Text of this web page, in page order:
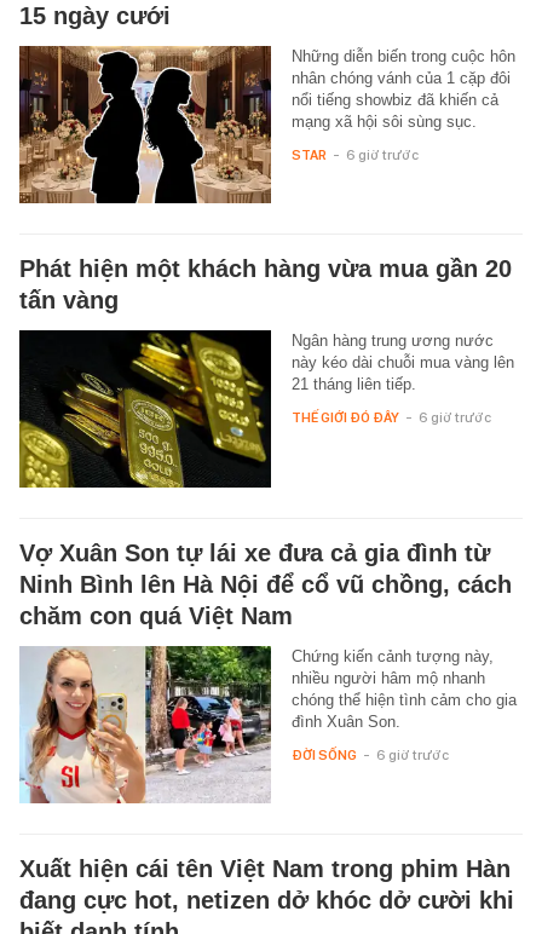
15 ngày cưới
Những diễn biến trong cuộc hôn
nhân chóng vánh của 1 cặp đôi
nổi tiếng showbiz đã khiến cả
mạng xã hội sôi sùng sục.
STAR - 6 giờ trước
Phát hiện một khách hàng vừa mua gần 20
tấn vàng
Ngân hàng trung ương nước
này kéo dài chuỗi mua vàng lên
21 tháng liên tiếp.
THẾ GIỚI ĐÓ ĐÂY - 6 giờ trước
Vợ Xuân Son tự lái xe đưa cả gia đình từ
Ninh Bình lên Hà Nội để cổ vũ chồng, cách
chăm con quá Việt Nam
Chứng kiến cảnh tượng này,
nhiều người hâm mộ nhanh
chóng thể hiện tình cảm cho gia
đình Xuân Son.
ĐỜI SỐNG - 6 giờ trước
Xuất hiện cái tên Việt Nam trong phim Hàn
đang cực hot, netizen dở khóc dở cười khi